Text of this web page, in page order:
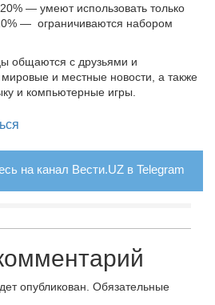
— умеют использовать только
— ограничиваются набором
общаются с друзьями и
и местные новости, а также
и компьютерные игры.
на канал Вести.UZ в Telegram
опубликован. Обязательные